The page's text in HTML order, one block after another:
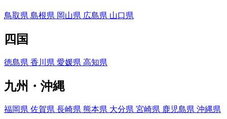
鳥取県 島根県 岡山県 広島県 山口県
四国
徳島県 香川県 愛媛県 高知県
九州・沖縄
福岡県 佐賀県 長崎県 熊本県 大分県 宮崎県 鹿児島県 沖縄県